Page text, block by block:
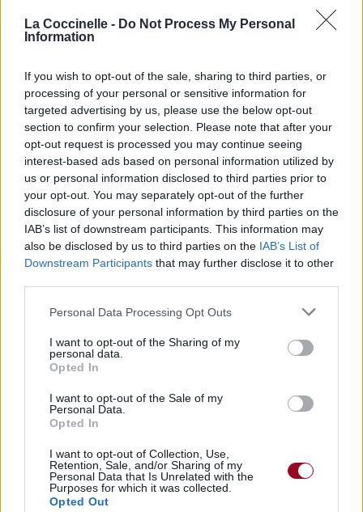
La Coccinelle - Do Not Process My Personal
Information
If you wish to opt-out of the sale, sharing to third parties, or
processing of your personal or sensitive information for
targeted advertising by us, please use the below opt-out
section to confirm your selection. Please note that after your
opt-out request is processed you may continue seeing
interest-based ads based on personal information utilized by
us or personal information disclosed to third parties prior to
your opt-out. You may separately opt-out of the further
disclosure of your personal information by third parties on the
IAB’s list of downstream participants. This information may
also be disclosed by us to third parties on the IAB’s List of
Downstream Participants that may further disclose it to other
Personal Data Processing Opt Outs
I want to opt-out of the Sharing of my
personal data.
Opted In
I want to opt-out of the Sale of my
Personal Data.
Opted In
I want to opt-out of Collection, Use,
Retention, Sale, and/or Sharing of my
Personal Data that Is Unrelated with the
Purposes for which it was collected.
Opted Out
Commentaires
Dire «merci» pour cette traduction Corriger une erreur